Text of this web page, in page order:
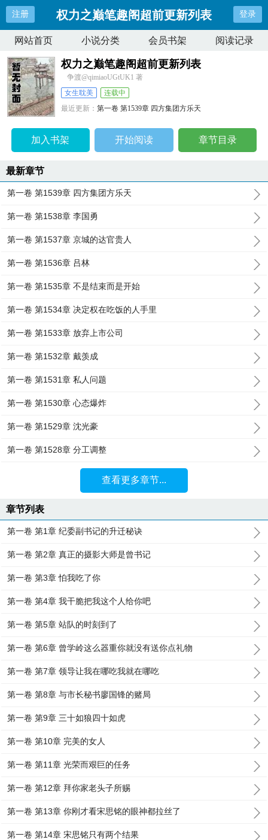
注册 权力之巅笔趣阁超前更新列表 登录
网站首页 小说分类 会员书架 阅读记录
权力之巅笔趣阁超前更新列表
争渡@qimiaoUGtUK1 著
女生耽美
连载中
最近更新：第一卷 第1539章 四方集团方乐天
加入书架 开始阅读 章节目录
最新章节
第一卷 第1539章 四方集团方乐天
第一卷 第1538章 李国勇
第一卷 第1537章 京城的达官贵人
第一卷 第1536章 吕林
第一卷 第1535章 不是结束而是开始
第一卷 第1534章 决定权在吃饭的人手里
第一卷 第1533章 放弃上市公司
第一卷 第1532章 戴羡成
第一卷 第1531章 私人问题
第一卷 第1530章 心态爆炸
第一卷 第1529章 沈光豪
第一卷 第1528章 分工调整
查看更多章节...
章节列表
第一卷 第1章 纪委副书记的升迁秘诀
第一卷 第2章 真正的摄影大师是曾书记
第一卷 第3章 怕我吃了你
第一卷 第4章 我干脆把我这个人给你吧
第一卷 第5章 站队的时刻到了
第一卷 第6章 曾学岭这么器重你就没有送你点礼物
第一卷 第7章 领导让我在哪吃我就在哪吃
第一卷 第8章 与市长秘书廖国锋的赌局
第一卷 第9章 三十如狼四十如虎
第一卷 第10章 完美的女人
第一卷 第11章 光荣而艰巨的任务
第一卷 第12章 拜你家老头子所赐
第一卷 第13章 你刚才看宋思铭的眼神都拉丝了
第一卷 第14章 宋思铭只有两个结果